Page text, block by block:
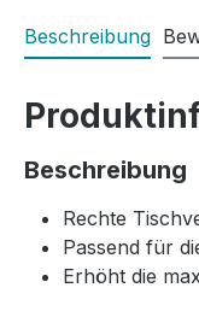
Beschreibung
Beschreibung
Rechte
Passend für
Erhöht die